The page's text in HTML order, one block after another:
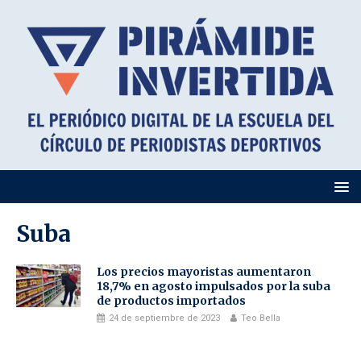
Suba
Los precios mayoristas aumentaron
18,7% en agosto impulsados por la suba
de productos importados
24 de septiembre de 2023 Teo Bella